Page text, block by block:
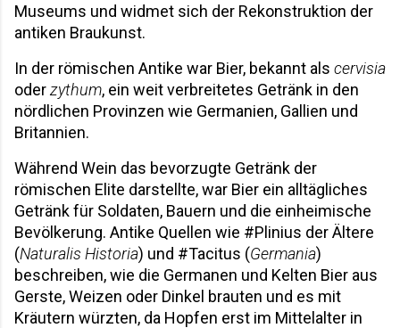
Museums und widmet sich der Rekonstruktion der
antiken Braukunst.
In der römischen Antike war Bier, bekannt als cervisia
oder zythum, ein weit verbreitetes Getränk in den
nördlichen Provinzen wie Germanien, Gallien und
Britannien.
Während Wein das bevorzugte Getränk der
römischen Elite darstellte, war Bier ein alltägliches
Getränk für Soldaten, Bauern und die einheimische
Bevölkerung. Antike Quellen wie #Plinius der Ältere
(Naturalis Historia) und #Tacitus (Germania)
beschreiben, wie die Germanen und Kelten Bier aus
Gerste, Weizen oder Dinkel brauten und es mit
Kräutern würzten, da Hopfen erst im Mittelalter in